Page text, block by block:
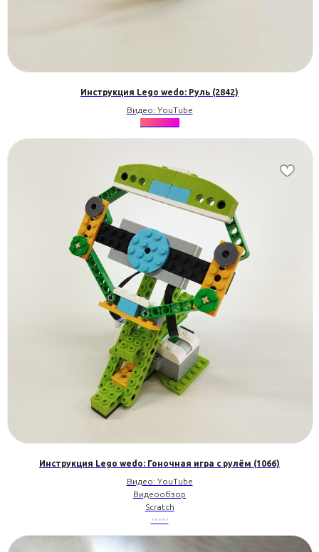
Инструкция Lego wedo: Руль (2842)
Видео: YouTube
Инструкция Lego wedo: Гоночная игра с рулём (1066)
Видео: YouTube
Видеообзор
Scratch
•••••